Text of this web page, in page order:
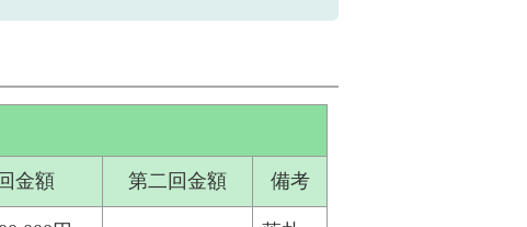
金額 第二回金額 備考